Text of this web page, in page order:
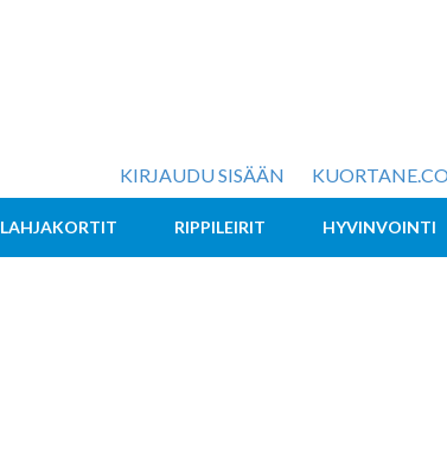
KIRJAUDU SISÄÄN
LAHJAKORTIT RIPPILEIRIT HYVINVOINTI